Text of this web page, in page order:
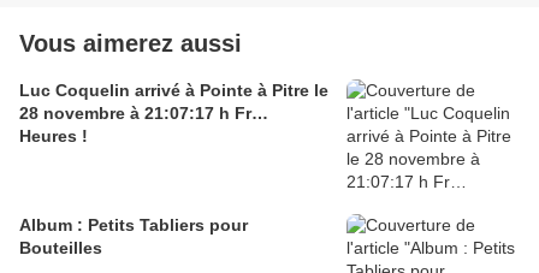
Vous aimerez aussi
Luc Coquelin arrivé à Pointe à Pitre le
28 novembre à 21:07:17 h Fr…
Heures !
Album : Petits Tabliers pour
Bouteilles